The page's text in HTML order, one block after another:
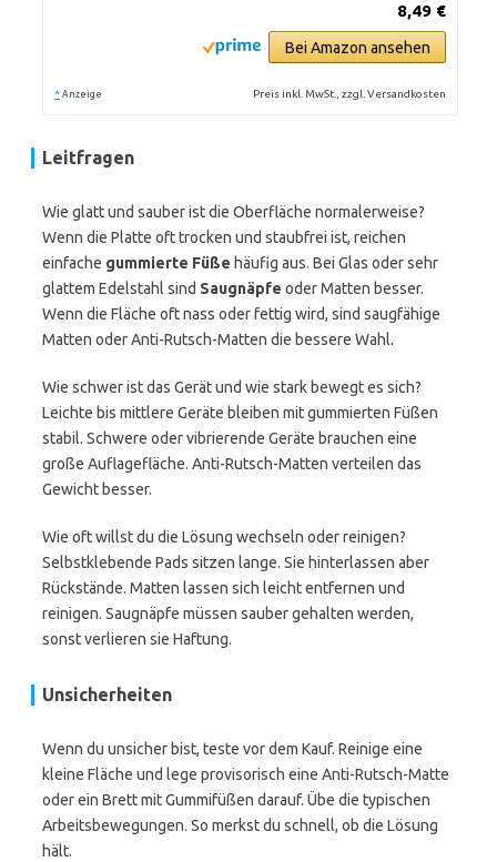
8,49 €
Bei Amazon ansehen
* Anzeige Preis inkl. MwSt., zzgl. Versandkosten
Leitfragen
Wie glatt und sauber ist die Oberfläche normalerweise?
Wenn die Platte oft trocken und staubfrei ist, reichen
einfache gummierte Füße häufig aus. Bei Glas oder sehr
glattem Edelstahl sind Saugnäpfe oder Matten besser.
Wenn die Fläche oft nass oder fettig wird, sind saugfähige
Matten oder Anti-Rutsch-Matten die bessere Wahl.
Wie schwer ist das Gerät und wie stark bewegt es sich?
Leichte bis mittlere Geräte bleiben mit gummierten Füßen
stabil. Schwere oder vibrierende Geräte brauchen eine
große Auflagefläche. Anti-Rutsch-Matten verteilen das
Gewicht besser.
Wie oft willst du die Lösung wechseln oder reinigen?
Selbstklebende Pads sitzen lange. Sie hinterlassen aber
Rückstände. Matten lassen sich leicht entfernen und
reinigen. Saugnäpfe müssen sauber gehalten werden,
sonst verlieren sie Haftung.
Unsicherheiten
Wenn du unsicher bist, teste vor dem Kauf. Reinige eine
kleine Fläche und lege provisorisch eine Anti-Rutsch-Matte
oder ein Brett mit Gummifüßen darauf. Übe die typischen
Arbeitsbewegungen. So merkst du schnell, ob die Lösung
hält.